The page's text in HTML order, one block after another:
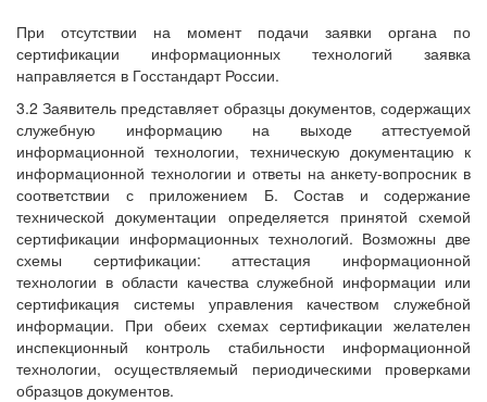
При отсутствии на момент подачи заявки органа по
сертификации информационных технологий заявка
направляется в Госстандарт России.
3.2 Заявитель представляет образцы документов, содержащих
служебную информацию на выходе аттестуемой
информационной технологии, техническую документацию к
информационной технологии и ответы на анкету-вопросник в
соответствии с приложением Б. Состав и содержание
технической документации определяется принятой схемой
сертификации информационных технологий. Возможны две
схемы сертификации: аттестация информационной
технологии в области качества служебной информации или
сертификация системы управления качеством служебной
информации. При обеих схемах сертификации желателен
инспекционный контроль стабильности информационной
технологии, осуществляемый периодическими проверками
образцов документов.